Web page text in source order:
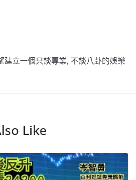
建立一個只談專業, 不談八卦的娛樂
Like